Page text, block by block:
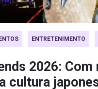
ENTRETENIMENTO
2026: Com
cultura